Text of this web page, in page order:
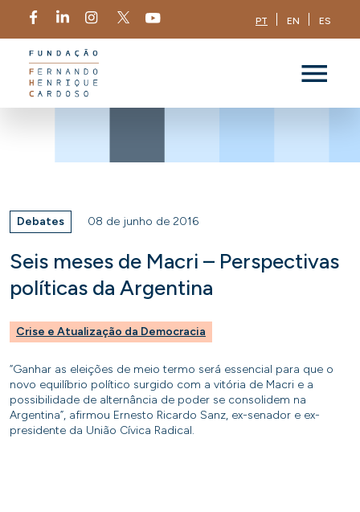
PT EN ES
Debates 08 de junho de 2016
Seis meses de Macri – Perspectivas
políticas da Argentina
Crise e Atualização da Democracia
“Ganhar as eleições de meio termo será essencial para que o
novo equilíbrio político surgido com a vitória de Macri e a
possibilidade de alternância de poder se consolidem na
Argentina”, afirmou Ernesto Ricardo Sanz, ex-senador e ex-
presidente da União Cívica Radical.